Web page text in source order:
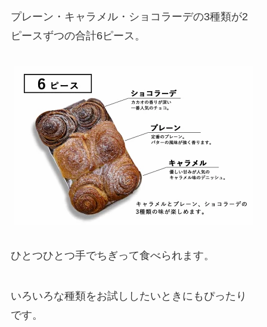
プレーン・キャラメル・ショコラーデの3種類が2
ピースずつの合計6ピース。
ひとつひとつ手でちぎって食べられます。
いろいろな種類をお試ししたいときにもぴったり
です。